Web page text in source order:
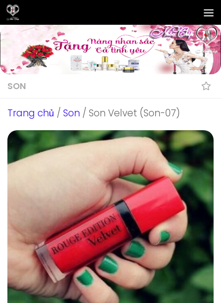
Skip to content
SON
Trang chủ / Son / Son Velvet (Son-07)